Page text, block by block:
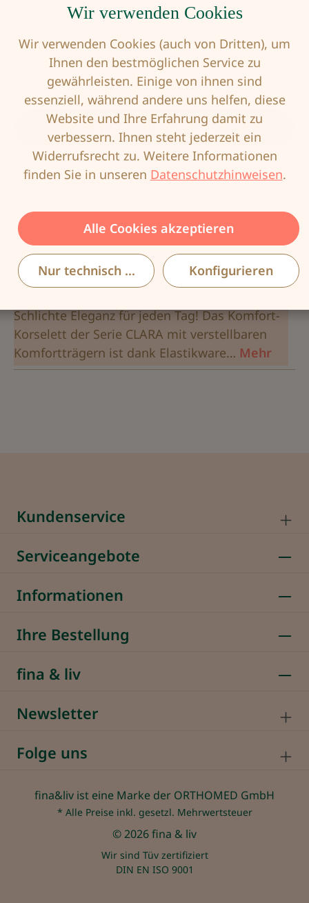
Produkt Anzahl: Gib den gewünschten
In den Warenkorb
Produktnummer:ANI-3459-006-90B
EAN:4009706243038
Beschreibung
Schlichte Eleganz für jeden Tag! Das Komfort-
Korselett der Serie CLARA mit verstellbaren
Komfortträgern ist dank Elastikware… Mehr
Kundenservice
Serviceangebote
Informationen
Ihre Bestellung
fina & liv
Newsletter
Folge uns
fina&liv ist eine Marke der ORTHOMED GmbH
* Alle Preise inkl. gesetzl. Mehrwertsteuer
© 2026 fina & liv
Wir sind Tüv zertifiziert
DIN EN ISO 9001
Wir verwenden Cookies
Wir verwenden Cookies (auch von Dritten), um
Ihnen den bestmöglichen Service zu
gewährleisten. Einige von ihnen sind
essenziell, während andere uns helfen, diese
Website und Ihre Erfahrung damit zu
verbessern. Ihnen steht jederzeit ein
Widerrufsrecht zu. Weitere Informationen
finden Sie in unseren Datenschutzhinweisen.
Alle Cookies akzeptieren
Nur technisch notwendigeKonfigurieren